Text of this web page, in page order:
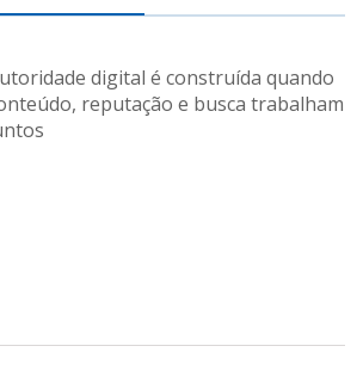
digital é construída quando
reputação e busca trabalham